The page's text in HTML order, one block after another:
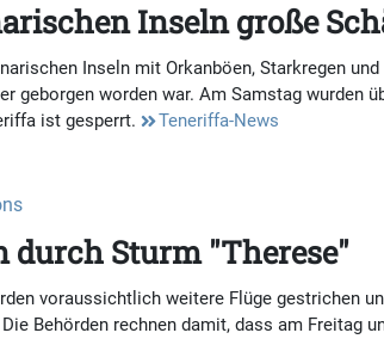
Inseln große
Inseln mit Orkanböen, Starkregen
geborgen worden war. Am Samstag wurden
ist gesperrt.
Teneriffa-News
durch Sturm "Therese"
voraussichtlich weitere Flüge gestrichen
Behörden rechnen damit, dass am Freitag